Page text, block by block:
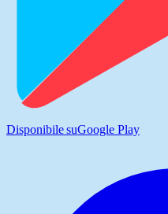
Disponibile suGoogle Play